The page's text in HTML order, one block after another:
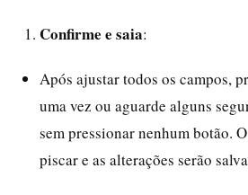
Confirme e saia:
Após ajustar todos os campos,
uma vez ou aguarde alguns
sem pressionar nenhum botão.
piscar e as alterações serão